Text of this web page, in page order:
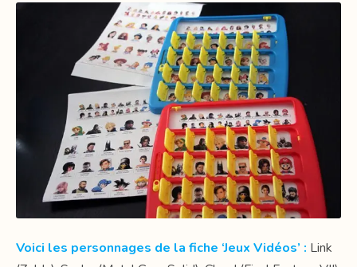
Voici les personnages de la fiche ‘Jeux Vidéos’ : Link